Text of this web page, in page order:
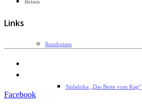
Reisen
Rundreisen
Südafrika „Das Beste vom Kap“
Links
Facebook